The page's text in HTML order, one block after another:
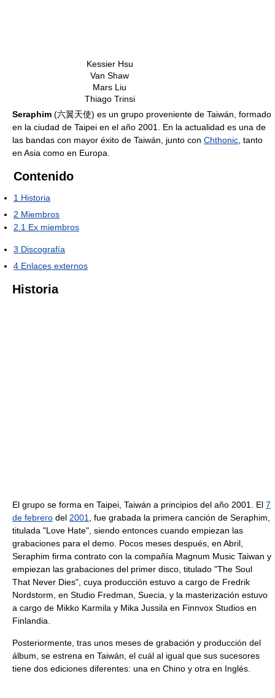
Kessier Hsu
Van Shaw
Mars Liu
Thiago Trinsi
Seraphim (六翼天使) es un grupo proveniente de Taiwán, formado
en la ciudad de Taipei en el año 2001. En la actualidad es una de
las bandas con mayor éxito de Taiwán, junto con Chthonic , tanto
en Asia como en Europa.
Contenido
1 Historia
2 Miembros
2.1 Ex miembros
3 Discografía
4 Enlaces externos
Historia
El grupo se forma en Taipei, Taiwán a principios del año 2001. El 7
de febrero del 2001
, fue grabada la primera canción de Seraphim,
titulada "Love Hate", siendo entonces cuando empiezan las
grabaciones para el demo. Pocos meses después, en Abril,
Seraphim firma contrato con la compañía Magnum Music Taiwan y
empiezan las grabaciones del primer disco, titulado "The Soul
That Never Dies", cuya producción estuvo a cargo de Fredrik
Nordstorm, en Studio Fredman, Suecia, y la masterización estuvo
a cargo de Mikko Karmila y Mika Jussila en Finnvox Studios en
Finlandia.
Posteriormente, tras unos meses de grabación y producción del
álbum, se estrena en Taiwán, el cuál al igual que sus sucesores
tiene dos ediciones diferentes: una en Chino y otra en Inglés.